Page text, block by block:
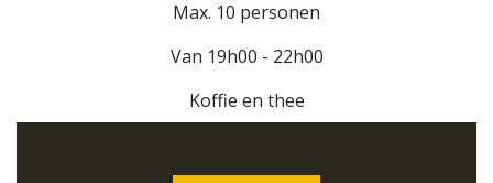
Max. 10 personen
Van 19h00 - 22h00
Koffie en thee